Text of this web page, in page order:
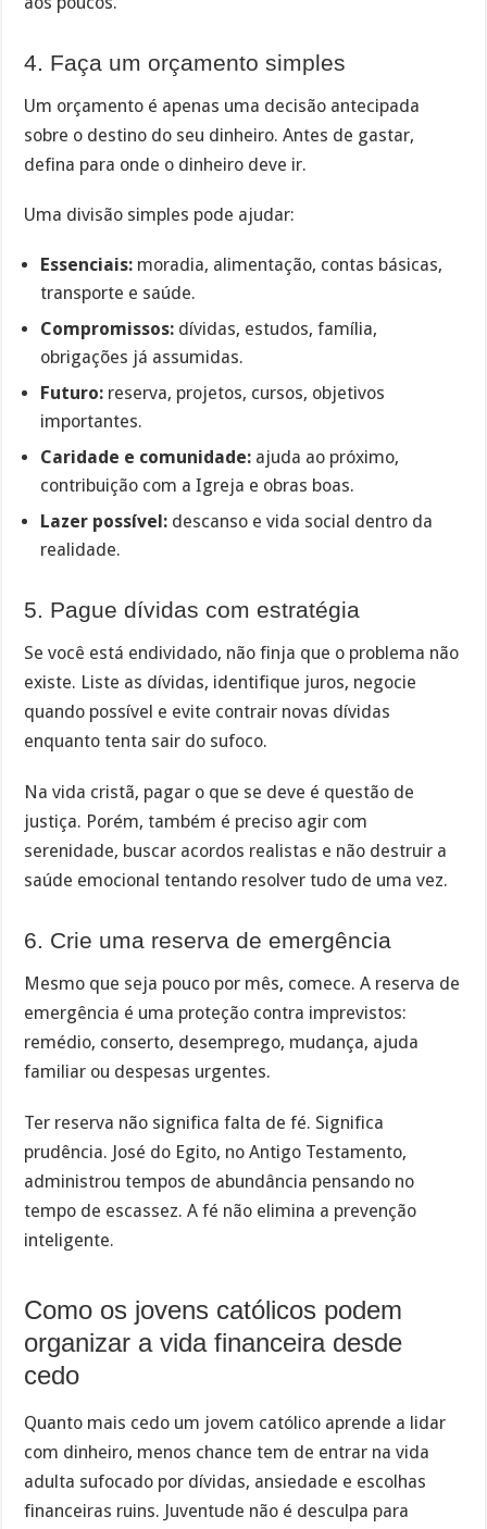
4. Faça um orçamento simples
Um orçamento é apenas uma decisão antecipada
sobre o destino do seu dinheiro. Antes de gastar,
defina para onde o dinheiro deve ir.
Uma divisão simples pode ajudar:
Essenciais: moradia, alimentação, contas básicas,
transporte e saúde.
Compromissos: dívidas, estudos, família,
obrigações já assumidas.
Futuro: reserva, projetos, cursos, objetivos
importantes.
Caridade e comunidade: ajuda ao próximo,
contribuição com a Igreja e obras boas.
Lazer possível: descanso e vida social dentro da
realidade.
5. Pague dívidas com estratégia
Se você está endividado, não finja que o problema não
existe. Liste as dívidas, identifique juros, negocie
quando possível e evite contrair novas dívidas
enquanto tenta sair do sufoco.
Na vida cristã, pagar o que se deve é questão de
justiça. Porém, também é preciso agir com
serenidade, buscar acordos realistas e não destruir a
saúde emocional tentando resolver tudo de uma vez.
6. Crie uma reserva de emergência
Mesmo que seja pouco por mês, comece. A reserva de
emergência é uma proteção contra imprevistos:
remédio, conserto, desemprego, mudança, ajuda
familiar ou despesas urgentes.
Ter reserva não significa falta de fé. Significa
prudência. José do Egito, no Antigo Testamento,
administrou tempos de abundância pensando no
tempo de escassez. A fé não elimina a prevenção
inteligente.
Como os jovens católicos podem
organizar a vida financeira desde
cedo
Quanto mais cedo um jovem católico aprende a lidar
com dinheiro, menos chance tem de entrar na vida
adulta sufocado por dívidas, ansiedade e escolhas
financeiras ruins. Juventude não é desculpa para